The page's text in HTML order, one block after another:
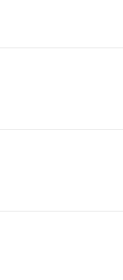
面昇降 強化ナイロン樹脂